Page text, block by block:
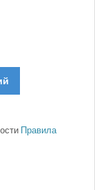
Правила